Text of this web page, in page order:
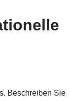
Beschreiben Sie